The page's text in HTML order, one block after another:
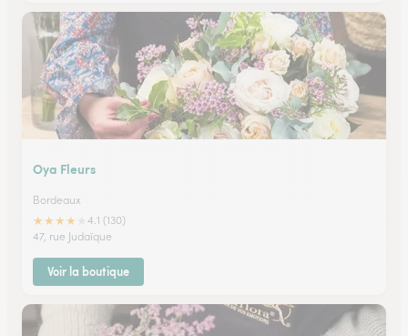
Oya Fleurs
Bordeaux
★★★★
4.1 (130)
47, rue Judaïque
Voir la boutique